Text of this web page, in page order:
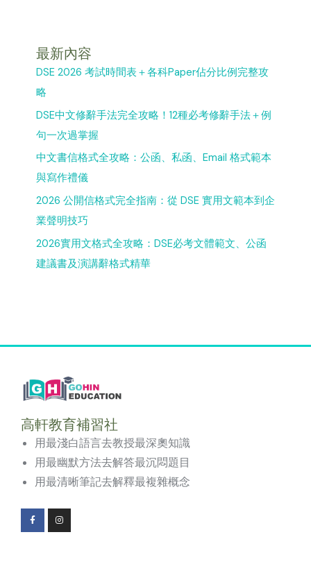
最新內容
DSE 2026 考試時間表＋各科Paper佔分比例完整攻
略
DSE中文修辭手法完全攻略！12種必考修辭手法＋例
句一次過掌握
中文書信格式全攻略：公函、私函、Email 格式範本
與寫作禮儀
2026 公開信格式完全指南：從 DSE 實用文範本到企
業聲明技巧
2026實用文格式全攻略：DSE必考文體範文、公函
建議書及演講辭格式精華
高軒教育補習社
用最淺白語言去教授最深奧知識
用最幽默方法去解答最沉悶題目
用最清晰筆記去解釋最複雜概念
F
a
I
n